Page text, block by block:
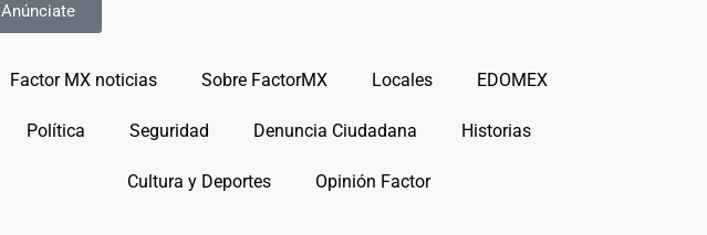
Anúnciate
Factor MX noticias Sobre FactorMX Locales EDOMEX
Política Seguridad Denuncia Ciudadana Historias
Cultura y Deportes Opinión Factor